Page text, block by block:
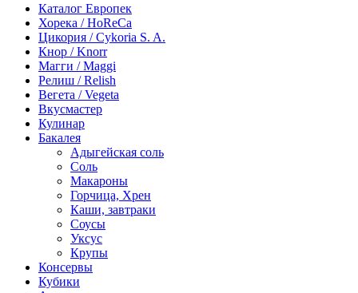
Каталог Европек
Хорека / HoReCa
Цикория / Cykoria S. A.
Кнор / Knorr
Магги / Maggi
Релиш / Relish
Вегета / Vegeta
Вкусмастер
Кулинар
Бакалея
Адыгейская соль
Соль
Макароны
Горчица, Хрен
Каши, завтраки
Соусы
Уксус
Крупы
Консервы
Кубики